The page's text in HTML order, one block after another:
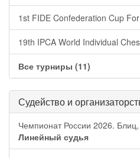
1st FIDE Confederation Cup
19th IPCA World Individual
Все турниры (11)
Судейство и
Чемпионат России 2026.
Линейный судья